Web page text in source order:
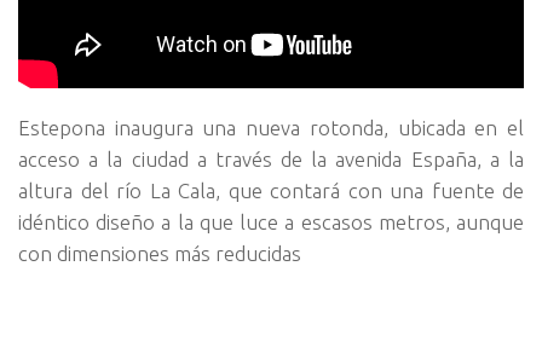
Estepona inaugura una nueva rotonda, ubicada en el
acceso a la ciudad a través de la avenida España, a la
altura del río La Cala, que contará con una fuente de
idéntico diseño a la que luce a escasos metros, aunque
con dimensiones más reducidas